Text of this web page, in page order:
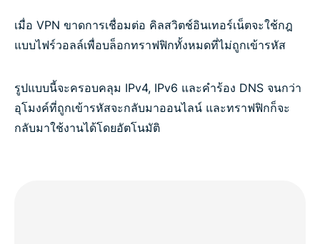
เมื่อ VPN ขาดการเชื่อมต่อ คิลสวิตช์อินเทอร์เน็ตจะใช้กฎ
แบบไฟร์วอลล์เพื่อบล็อกทราฟฟิกทั้งหมดที่ไม่ถูกเข้ารหัส
รูปแบบนี้จะครอบคลุม IPv4, IPv6 และคำร้อง DNS จนกว่า
อุโมงค์ที่ถูกเข้ารหัสจะกลับมาออนไลน์ และทราฟฟิกก็จะ
กลับมาใช้งานได้โดยอัตโนมัติ